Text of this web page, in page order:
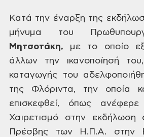
Κατά την έναρξη της
μήνυμα του
Μητσοτάκη, με το οποίο
άλλων τηνικανοποίησή
καταγωγής του
της Φλόριντα, την οποία
επισκεφθεί, όπως ανέφερε
Χαιρετισμό στην εκδήλωση
Πρέσβης των Η.Π.Α. στην